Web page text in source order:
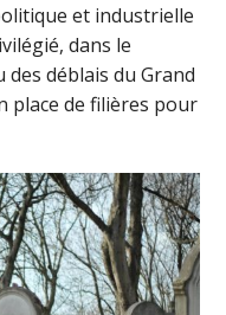
et industrielle
dans le
déblais du Grand
place de filières pour